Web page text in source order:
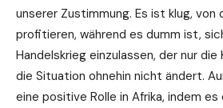
unserer Zustimmung. Es ist klug, von
profitieren, während es dumm ist,
Handelskrieg einzulassen, der nur
die Situation ohnehin nicht ändert.
eine positive Rolle in Afrika, indem